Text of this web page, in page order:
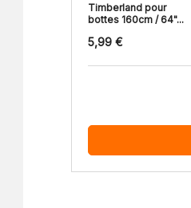
Timberland pour
bottes 160cm / 64"...
5,99 €